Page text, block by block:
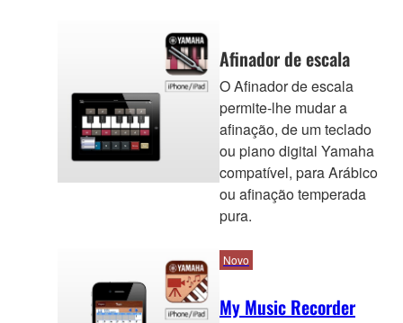
Afinador de escala
O Afinador de escala
permite-lhe mudar a
afinação, de um teclado
ou piano digital Yamaha
compatível, para Arábico
ou afinação temperada
pura.
My Music Recorder
Novo